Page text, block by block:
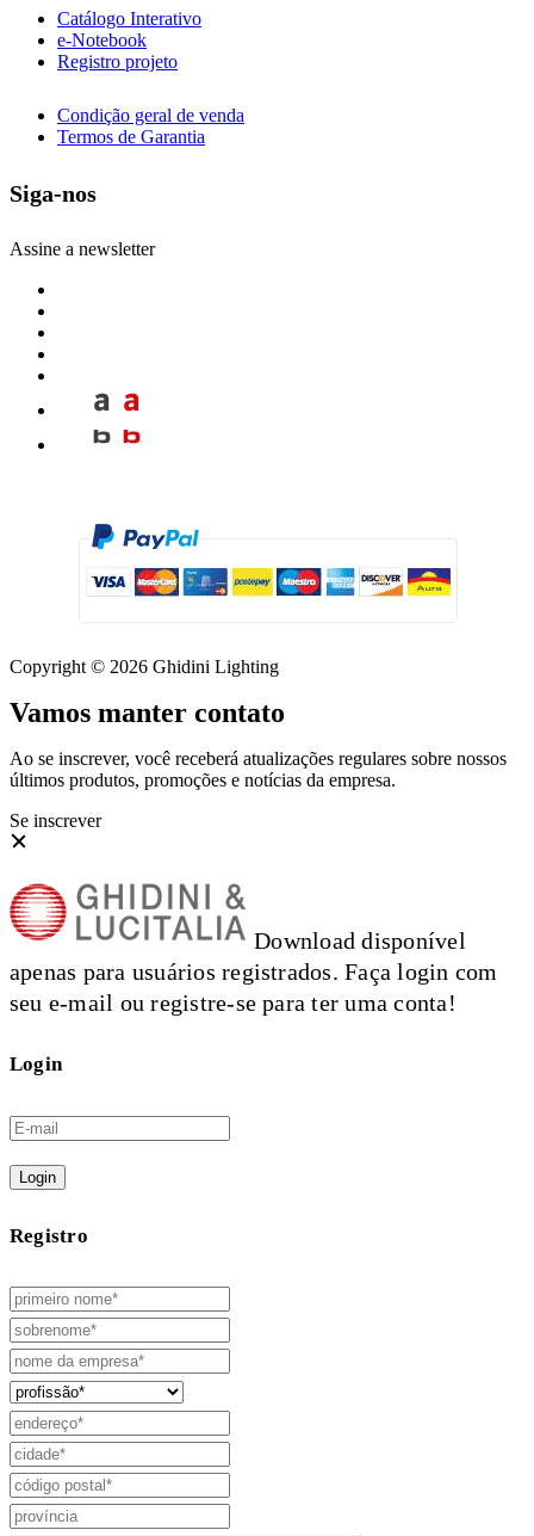
Catálogo Interativo
e-Notebook
Registro projeto
Condição geral de venda
Termos de Garantia
Siga-nos
Assine a newsletter
Copyright © 2026 Ghidini Lighting
Vamos manter contato
Ao se inscrever, você receberá atualizações regulares sobre nossos
últimos produtos, promoções e notícias da empresa.
Se inscrever
Download disponível
apenas para usuários registrados. Faça login com
seu e-mail ou registre-se para ter uma conta!
Login
Login
Registro